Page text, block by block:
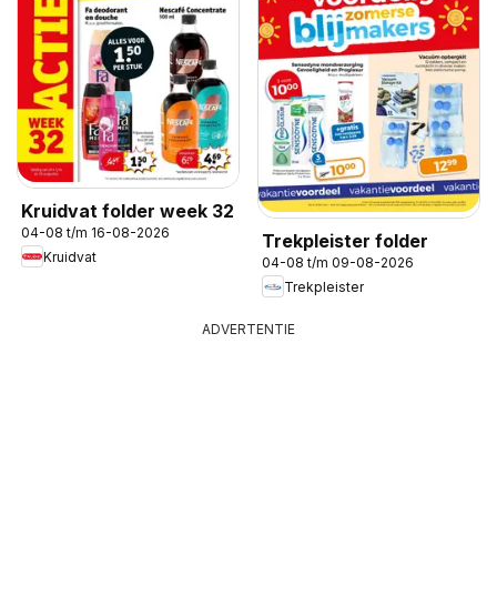
Kruidvat folder week 32
04-08 t/m 16-08-2026
Kruidvat
Trekpleister folder
04-08 t/m 09-08-2026
Trekpleister
ADVERTENTIE